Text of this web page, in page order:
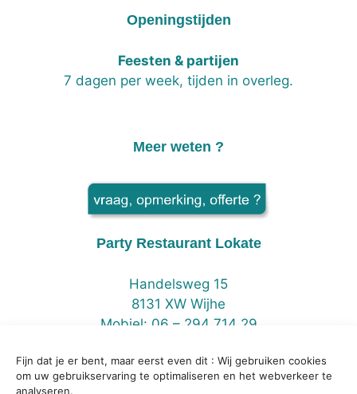
Fijn dat je er bent, maar eerst even dit : Wij gebruiken cookies
om uw gebruikservaring te optimaliseren en het webverkeer te
analyseren.
Openingstijden
Feesten & partijen
7 dagen per week, tijden in overleg.
Meer weten ?
Party Restaurant Lokate
Handelsweg 15
8131 XW Wijhe
Mobiel: 06 – 294 714 29